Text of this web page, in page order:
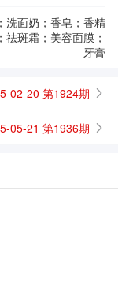
洗面奶；香皂；香精
斑霜；美容面膜；
牙膏
02-20 第1924期
05-21 第1936期